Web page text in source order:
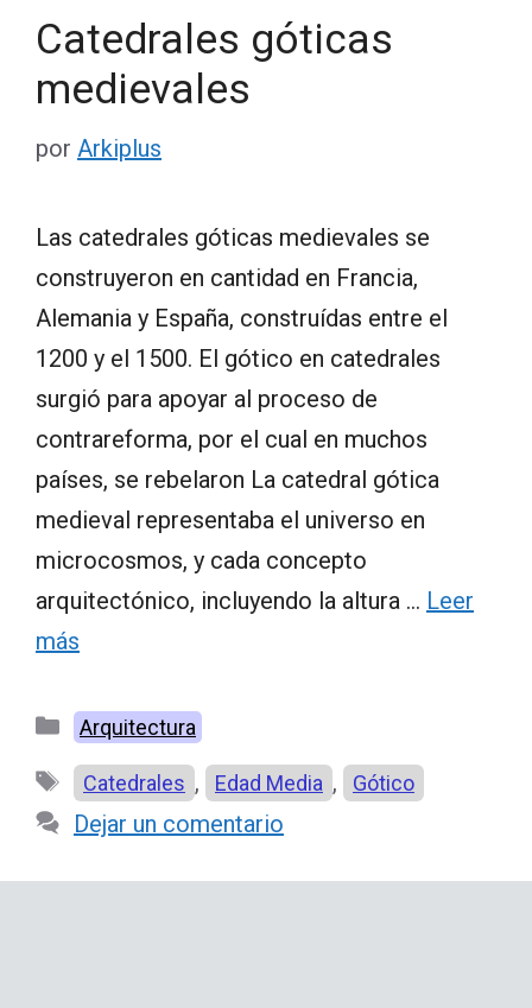
Catedrales góticas
medievales
por Arkiplus
Las catedrales góticas medievales se
construyeron en cantidad en Francia,
Alemania y España, construídas entre el
1200 y el 1500. El gótico en catedrales
surgió para apoyar al proceso de
contrareforma, por el cual en muchos
países, se rebelaron La catedral gótica
medieval representaba el universo en
microcosmos, y cada concepto
arquitectónico, incluyendo la altura … Leer
más
Categorías
Arquitectura
Etiquetas
Catedrales , Edad Media , Gótico
Dejar un comentario